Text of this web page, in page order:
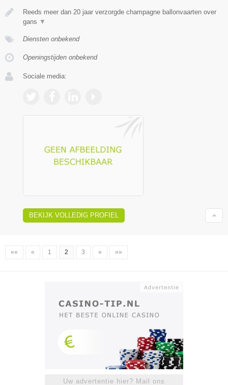
Reeds meer dan 20 jaar verzorgde champagne ballonvaarten over
gans ▼
Diensten onbekend
Openingstijden onbekend
Sociale media:
BEKIJK VOLLEDIG PROFIEL
«« « 1 2 3 » »»
Uw advertentie hier? Mail ons